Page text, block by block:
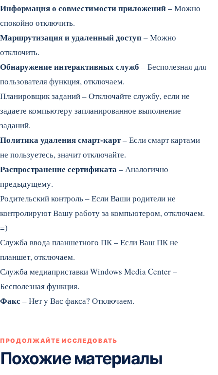
Информация о совместимости приложений– Можно
спокойно отключить.
Маршрутизация и удаленный доступ– Можно
отключить.
Обнаружение интерактивных служб – Бесполезная для
пользователя функция, отключаем.
Планировщик заданий – Отключайте службу, если не
задаете компьютеру запланированное выполнение
заданий.
Политика удаления смарт-карт– Если смарт картами
не пользуетесь, значит отключайте.
Распространение сертификата– Аналогично
предыдущему.
Родительский контроль – Если Ваши родители не
контролируют Вашу работу за компьютером, отключаем.
=)
Служба ввода планшетного ПК – Если Ваш ПК не
планшет, отключаем.
Служба медиаприставки Windows Media Center –
Бесполезная функция.
Факс – Нет у Вас факса? Отключаем.
ПРОДОЛЖАЙТЕ ИССЛЕДОВАТЬ
Похожие материалы